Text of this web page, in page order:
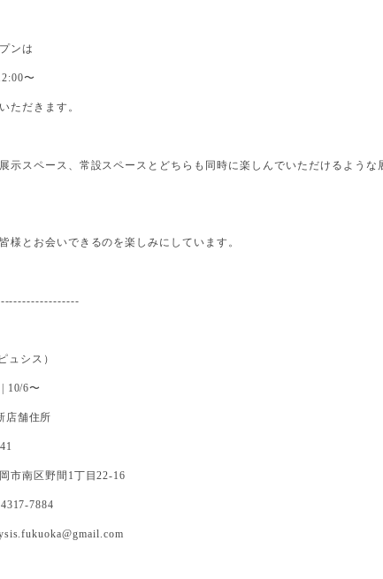
ンは
〜
ただきます。
示スペース、常設スペースとどちらも同時に楽しんでいただけるような
様とお会いできるのを楽しみにしています。
ュシス）
10/6〜
店舗住所
市南区野間1丁目22-16
7884